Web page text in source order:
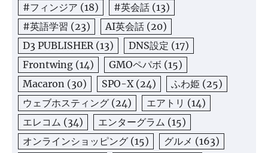
#フィンジア (18) #英会話 (13)
#英語学習 (23) AI英会話 (20)
D3 PUBLISHER (13) DNS設定 (17)
Frontwing (14) GMOペパボ (15)
Macaron (30) SPO-X (24) ふわ姫 (25)
ウェブホスティング (24) エアトリ (14)
エレコム (34) エンターグラム (15)
オンラインショッピング (15) グルメ (163)